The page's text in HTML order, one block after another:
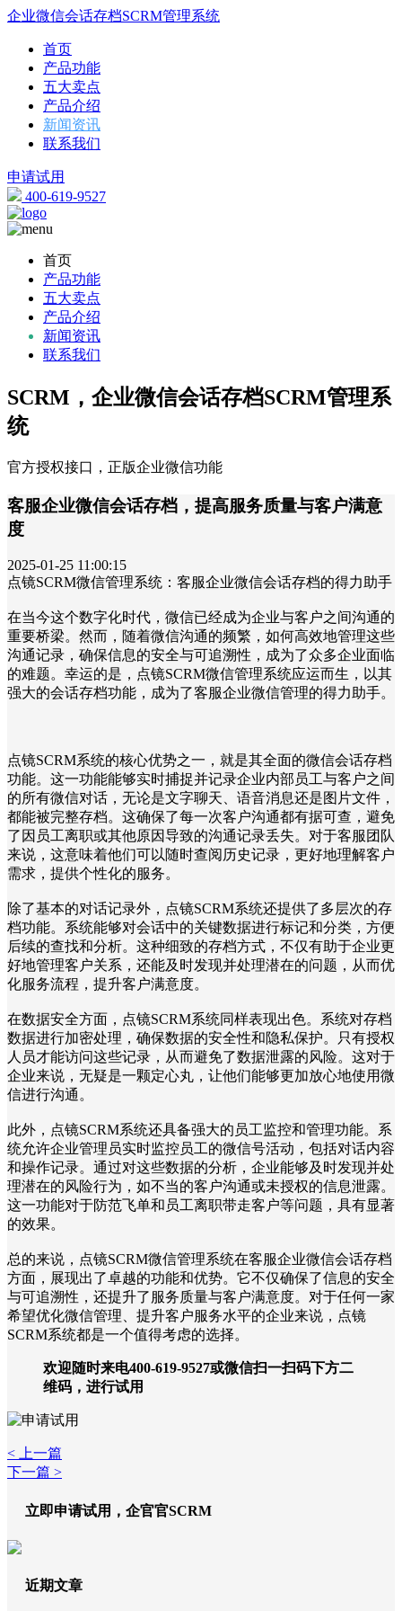
企业微信会话存档SCRM管理系统
首页
产品功能
五大卖点
产品介绍
新闻资讯
联系我们
申请试用
400-619-9527
首页
产品功能
五大卖点
产品介绍
新闻资讯
联系我们
SCRM，企业微信会话存档SCRM管理系
统
官方授权接口，正版企业微信功能
客服企业微信会话存档，提高服务质量与客户满意
度
2025-01-25 11:00:15
点镜SCRM微信管理系统：客服企业微信会话存档的得力助手
在当今这个数字化时代，微信已经成为企业与客户之间沟通的
重要桥梁。然而，随着微信沟通的频繁，如何高效地管理这些
沟通记录，确保信息的安全与可追溯性，成为了众多企业面临
的难题。幸运的是，点镜SCRM微信管理系统应运而生，以其
强大的会话存档功能，成为了客服企业微信管理的得力助手。
点镜SCRM系统的核心优势之一，就是其全面的微信会话存档
功能。这一功能能够实时捕捉并记录企业内部员工与客户之间
的所有微信对话，无论是文字聊天、语音消息还是图片文件，
都能被完整存档。这确保了每一次客户沟通都有据可查，避免
了因员工离职或其他原因导致的沟通记录丢失。对于客服团队
来说，这意味着他们可以随时查阅历史记录，更好地理解客户
需求，提供个性化的服务。
除了基本的对话记录外，点镜SCRM系统还提供了多层次的存
档功能。系统能够对会话中的关键数据进行标记和分类，方便
后续的查找和分析。这种细致的存档方式，不仅有助于企业更
好地管理客户关系，还能及时发现并处理潜在的问题，从而优
化服务流程，提升客户满意度。
在数据安全方面，点镜SCRM系统同样表现出色。系统对存档
数据进行加密处理，确保数据的安全性和隐私保护。只有授权
人员才能访问这些记录，从而避免了数据泄露的风险。这对于
企业来说，无疑是一颗定心丸，让他们能够更加放心地使用微
信进行沟通。
此外，点镜SCRM系统还具备强大的员工监控和管理功能。系
统允许企业管理员实时监控员工的微信号活动，包括对话内容
和操作记录。通过对这些数据的分析，企业能够及时发现并处
理潜在的风险行为，如不当的客户沟通或未授权的信息泄露。
这一功能对于防范飞单和员工离职带走客户等问题，具有显著
的效果。
总的来说，点镜SCRM微信管理系统在客服企业微信会话存档
方面，展现出了卓越的功能和优势。它不仅确保了信息的安全
与可追溯性，还提升了服务质量与客户满意度。对于任何一家
希望优化微信管理、提升客户服务水平的企业来说，点镜
SCRM系统都是一个值得考虑的选择。
欢迎随时来电400-619-9527或微信扫一扫码下方二
维码，进行试用
< 上一篇
下一篇 >
立即申请试用，企官官SCRM
近期文章